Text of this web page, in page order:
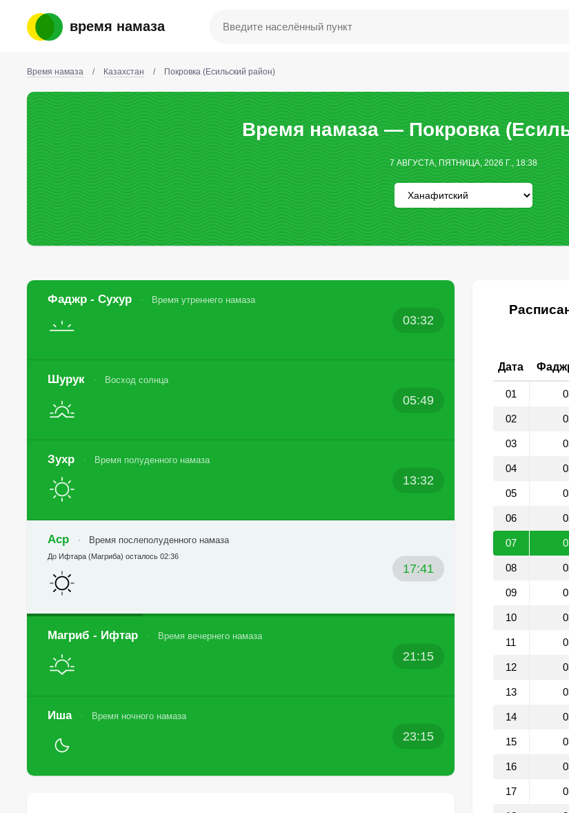
время намаза
Время намаза / Казахстан / Покровка (Есильский район)
Время намаза — Покровка
7 АВГУСТА, ПЯТНИЦА, 2026 Г., 18:38
Фаджр - Сухур Время утреннего намаза
03:32
Шурук Восход солнца
05:49
Зухр Время полуденного намаза
13:32
Аср Время послеполуденного намаза
17:41
До Ифтара (Магриба) осталось 02:36
Магриб - Ифтар Время вечернего намаза
21:15
Иша Время ночного намаза
23:15
Дата
01
02
03
04
05
06
07
08
09
10
11
12
13
14
15
16
17